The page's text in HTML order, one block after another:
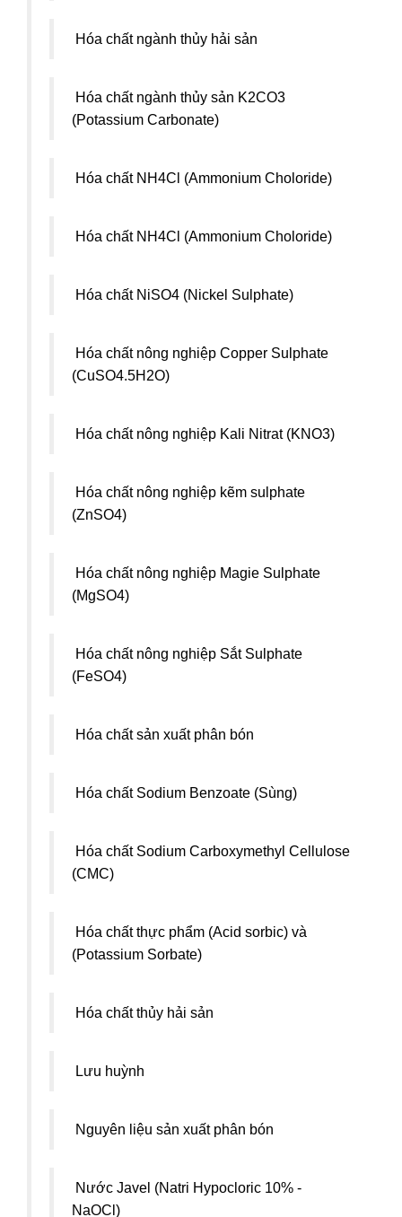
Hóa chất ngành thủy hải sản
Hóa chất ngành thủy sản K2CO3
(Potassium Carbonate)
Hóa chất NH4Cl (Ammonium Choloride)
Hóa chất NH4Cl (Ammonium Choloride)
Hóa chất NiSO4 (Nickel Sulphate)
Hóa chất nông nghiệp Copper Sulphate
(CuSO4.5H2O)
Hóa chất nông nghiệp Kali Nitrat (KNO3)
Hóa chất nông nghiệp kẽm sulphate
(ZnSO4)
Hóa chất nông nghiệp Magie Sulphate
(MgSO4)
Hóa chất nông nghiệp Sắt Sulphate
(FeSO4)
Hóa chất sản xuất phân bón
Hóa chất Sodium Benzoate (Sùng)
Hóa chất Sodium Carboxymethyl Cellulose
(CMC)
Hóa chất thực phẩm (Acid sorbic) và
(Potassium Sorbate)
Hóa chất thủy hải sản
Lưu huỳnh
Nguyên liệu sản xuất phân bón
Nước Javel (Natri Hypocloric 10% -
NaOCl)